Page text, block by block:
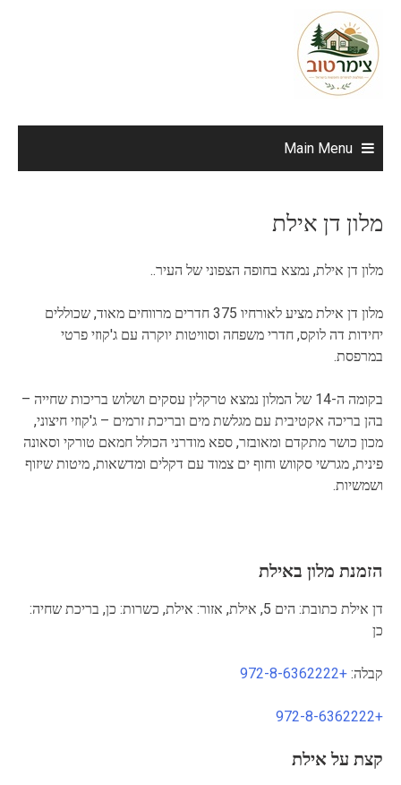
content
Main Menu
מלון דן אילת
מלון דן אילת, נמצא בחופה הצפוני של העיר..
מלון דן אילת מציע לאורחיו 375 חדרים מרווחים מאוד, שכוללים
יחידות דה לוקס, חדרי משפחה וסוויטות יוקרה עם ג'קוזי פרטי
במרפסת.
בקומה ה-14 של המלון נמצא טרקלין עסקים ושלוש בריכות שחייה –
בהן בריכה אקטיבית עם מגלשת מים ובריכת זרמים – ג'קוזי חיצוני,
מכון כושר מתקדם ומאובזר, ספא מודרני הכולל חמאם טורקי וסאונה
פינית, מגרשי סקווש וחוף ים צמוד עם דקלים ומדשאות, מיטות שיזוף
ושמשיות.
הזמנת מלון באילת
דן אילת כתובת: הים 5, אילת, אזור: אילת, כשרות: כן, בריכת שחיה:
כן
קבלה: +972-8-6362222
+972-8-6362222
קצת על אילת